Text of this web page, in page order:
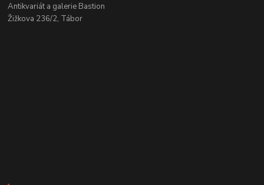
Antikvariát a galerie Bastion
Žižkova 236/2, Tábor